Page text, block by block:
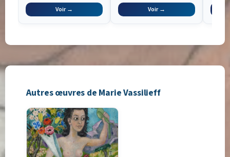
Voir → Voir →
Autres œuvres de Marie Vassilieff